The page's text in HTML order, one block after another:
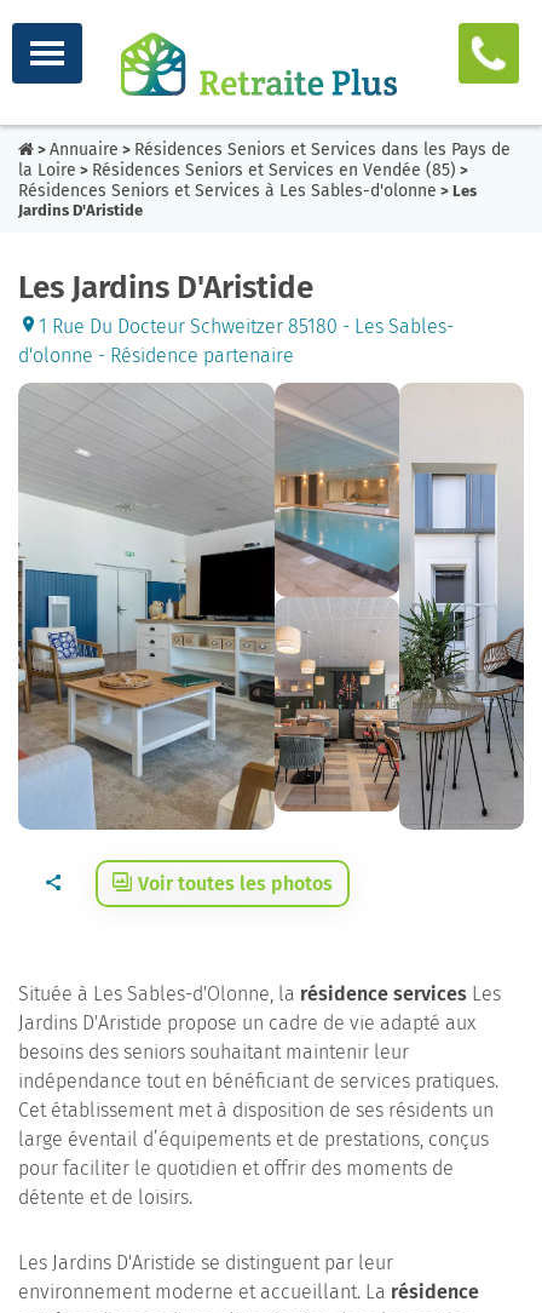
> Annuaire > Résidences Seniors et Services dans les Pays de
la Loire > Résidences Seniors et Services en Vendée (85) >
Résidences Seniors et Services à Les Sables-d'olonne > Les
Jardins D'Aristide
Les Jardins D'Aristide
1 Rue Du Docteur Schweitzer 85180 - Les Sables-
d'olonne - Résidence partenaire
Voir toutes les photos
Située à Les Sables-d'Olonne, la résidence services Les
Jardins D'Aristide propose un cadre de vie adapté aux
besoins des seniors souhaitant maintenir leur
indépendance tout en bénéficiant de services pratiques.
Cet établissement met à disposition de ses résidents un
large éventail d’équipements et de prestations, conçus
pour faciliter le quotidien et offrir des moments de
détente et de loisirs.
Les Jardins D'Aristide se distinguent par leur
environnement moderne et accueillant. La résidence